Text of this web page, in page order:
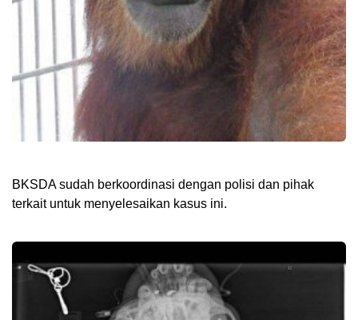
BKSDA sudah berkoordinasi dengan polisi dan pihak
terkait untuk menyelesaikan kasus ini.